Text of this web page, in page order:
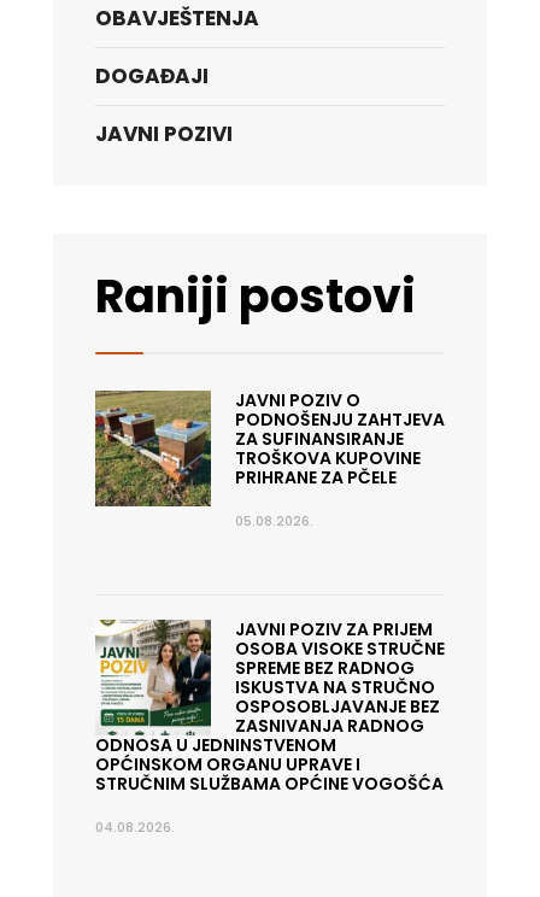
OBAVJEŠTENJA
DOGAĐAJI
JAVNI POZIVI
Raniji postovi
JAVNI POZIV O
PODNOŠENJU ZAHTJEVA
ZA SUFINANSIRANJE
TROŠKOVA KUPOVINE
PRIHRANE ZA PČELE
05.08.2026.
JAVNI POZIV ZA PRIJEM
OSOBA VISOKE STRUČNE
SPREME BEZ RADNOG
ISKUSTVA NA STRUČNO
OSPOSOBLJAVANJE BEZ
ZASNIVANJA RADNOG
ODNOSA U JEDNINSTVENOM
OPĆINSKOM ORGANU UPRAVE I
STRUČNIM SLUŽBAMA OPĆINE VOGOŠĆA
04.08.2026.